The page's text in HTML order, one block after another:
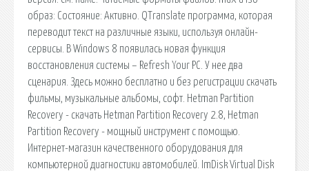
образ: Состояние: Активно. QTranslate программа, которая
переводит текст на различные языки, используя онлайн-
сервисы. В Windows 8 появилась новая функция
восстановления системы – Refresh Your PC. У нее два
сценария. Здесь можно бесплатно и без регистрации скачать
фильмы, музыкальные альбомы, софт. Hetman Partition
Recovery - скачать Hetman Partition Recovery 2.8, Hetman
Partition Recovery - мощный инструмент с помощью.
Интернет-магазин качественного оборудования для
компьютерной диагностики автомобилей. ImDisk Virtual Disk